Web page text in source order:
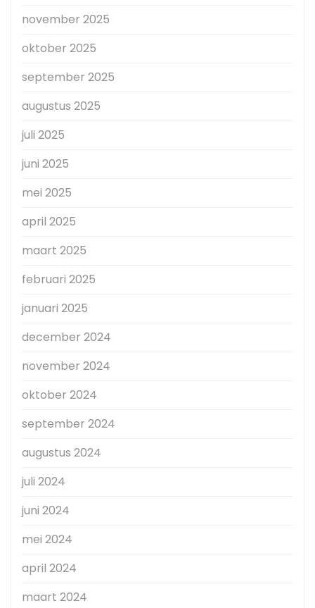
november 2025
oktober 2025
september 2025
augustus 2025
juli 2025
juni 2025
mei 2025
april 2025
maart 2025
februari 2025
januari 2025
december 2024
november 2024
oktober 2024
september 2024
augustus 2024
juli 2024
juni 2024
mei 2024
april 2024
maart 2024